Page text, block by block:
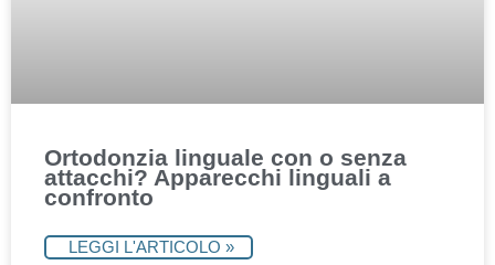
Ortodonzia linguale con o senza
attacchi? Apparecchi linguali a
confronto
LEGGI L'ARTICOLO »